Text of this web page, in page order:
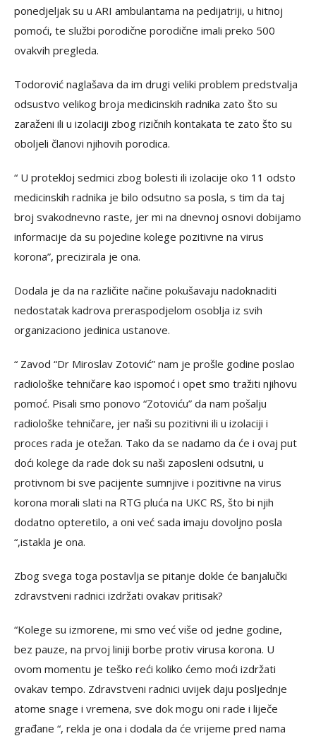
ponedjeljak su u ARI ambulantama na pedijatriji, u hitnoj
pomoći, te službi porodične porodične imali preko 500
ovakvih pregleda.
Todorović naglašava da im drugi veliki problem predstvalja
odsustvo velikog broja medicinskih radnika zato što su
zaraženi ili u izolaciji zbog rizičnih kontakata te zato što su
oboljeli članovi njihovih porodica.
“ U protekloj sedmici zbog bolesti ili izolacije oko 11 odsto
medicinskih radnika je bilo odsutno sa posla, s tim da taj
broj svakodnevno raste, jer mi na dnevnoj osnovi dobijamo
informacije da su pojedine kolege pozitivne na virus
korona”, precizirala je ona.
Dodala je da na različite načine pokušavaju nadoknaditi
nedostatak kadrova preraspodjelom osoblja iz svih
organizaciono jedinica ustanove.
“ Zavod “Dr Miroslav Zotović” nam je prošle godine poslao
radiološke tehničare kao ispomoć i opet smo tražiti njihovu
pomoć. Pisali smo ponovo “Zotoviću” da nam pošalju
radiološke tehničare, jer naši su pozitivni ili u izolaciji i
proces rada je otežan. Tako da se nadamo da će i ovaj put
doći kolege da rade dok su naši zaposleni odsutni, u
protivnom bi sve pacijente sumnjive i pozitivne na virus
korona morali slati na RTG pluća na UKC RS, što bi njih
dodatno opteretilo, a oni već sada imaju dovoljno posla
“,istakla je ona.
Zbog svega toga postavlja se pitanje dokle će banjalučki
zdravstveni radnici izdržati ovakav pritisak?
“Kolege su izmorene, mi smo već više od jedne godine,
bez pauze, na prvoj liniji borbe protiv virusa korona. U
ovom momentu je teško reći koliko ćemo moći izdržati
ovakav tempo. Zdravstveni radnici uvijek daju posljednje
atome snage i vremena, sve dok mogu oni rade i liječe
građane “, rekla je ona i dodala da će vrijeme pred nama